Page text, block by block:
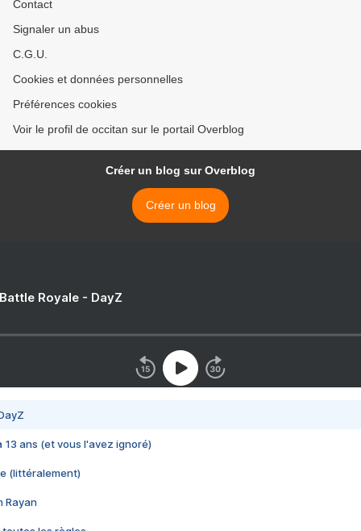
Contact
Signaler un abus
C.G.U.
Cookies et données personnelles
Préférences cookies
Voir le profil de occitan sur le portail Overblog
Créer un blog sur Overblog
Créer un blog
Royale - DayZ
13 ans (et vous l'avez ignoré)
(littéralement)
Rayan